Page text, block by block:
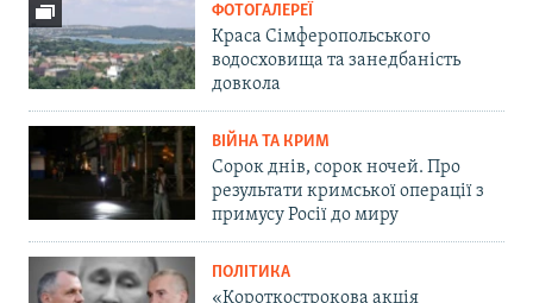
ФОТОГАЛЕРЕЇ
Краса Сімферопольського
водосховища та занедбаність
довкола
ВІЙНА ТА КРИМ
Сорок днів, сорок ночей. Про
результати кримської операції з
примусу Росії до миру
ПОЛІТИКА
«Короткострокова акція